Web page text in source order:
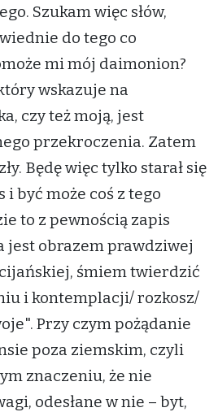
Szukam więc słów,
do tego co
mi mój daimonion?
wskazuje na
czy też moją, jest
przekroczenia. Zatem
Będę więc tylko starał się
i być może coś z tego
to z pewnością zapis
jest obrazem prawdziwej
śmiem twierdzić
i kontemplacji/ rozkosz/
Przy czym pożądanie
poza ziemskim, czyli
znaczeniu, że nie
odesłane w nie – byt,